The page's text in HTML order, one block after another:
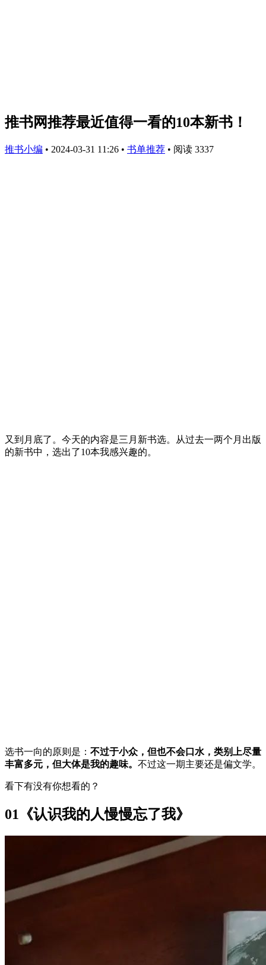
推书网推荐最近值得一看的10本新书！
推书小编 • 2024-03-31 11:26 • 书单推荐 • 阅读 3337
又到月底了。今天的内容是三月新书选。从过去一两个月出版
的新书中，选出了10本我感兴趣的。
选书一向的原则是： 不过于小众，但也不会口水，类别上尽量
丰富多元，但大体是我的趣味。 不过这一期主要还是偏文学。
看下有没有你想看的？
01《认识我的人慢慢忘了我》